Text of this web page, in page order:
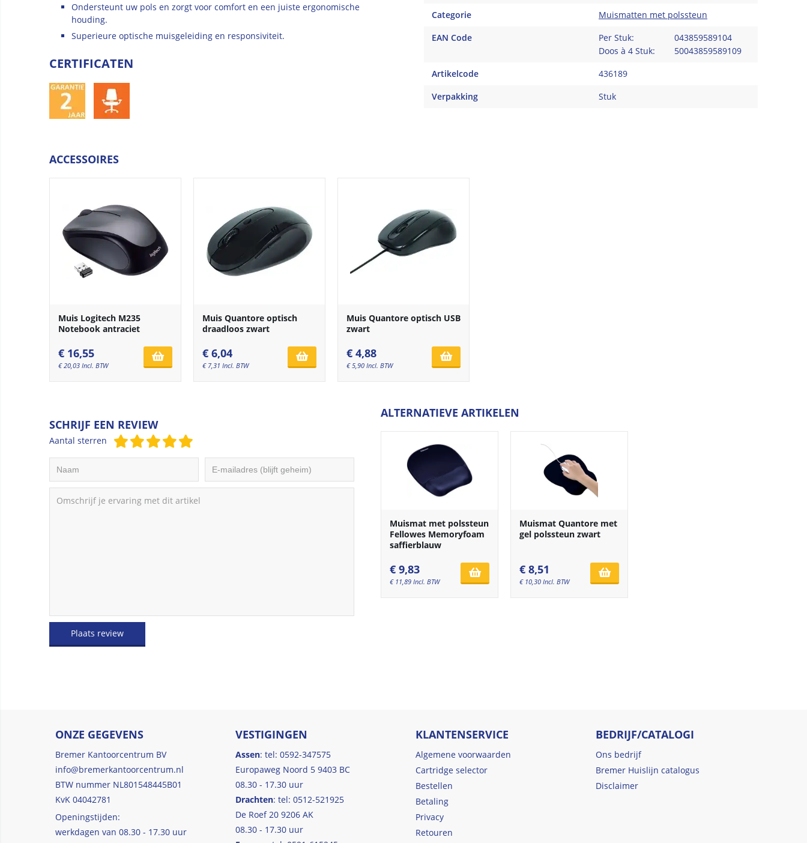
Ondersteunt uw pols en zorgt voor comfort en een juiste ergonomische
houding.
Superieure optische muisgeleiding en responsiviteit.
CERTIFICATEN
Categorie
Muismatten met polssteun
EAN Code
Per Stuk:
043859589104
Doos à 4 Stuk:
50043859589109
Artikelcode
436189
Verpakking
Stuk
ACCESSOIRES
Muis Logitech M235
Notebook antraciet
€ 16,55
€20,03 Incl. BTW
Muis Quantore optisch
draadloos zwart
€ 6,04
€ 7,31 Incl. BTW
Muis Quantore optisch USB
zwart
€ 4,88
€ 5,90 Incl. BTW
ALTERNATIEVE ARTIKELEN
Muismat met polssteun
Fellowes Memoryfoam
saffierblauw
€ 9,83
€ 11,89 Incl. BTW
Muismat Quantore met
gel polssteun zwart
€ 8,51
€ 10,30 Incl. BTW
SCHRIJF EEN REVIEW
Aantal sterren
Plaats review
ONZE GEGEVENS
Bremer Kantoorcentrum BV
info@bremerkantoorcentrum.nl
BTW nummer NL801548445B01
KvK 04042781
Openingstijden:
werkdagen van 08.30 - 17.30 uur
VESTIGINGEN
Assen: tel: 0592-347575
Europaweg Noord 5 9403 BC
08.30 - 17.30 uur
Drachten: tel: 0512-521925
De Roef 20 9206 AK
08.30 - 17.30 uur
KLANTENSERVICE
Algemene voorwaarden
Cartridge selector
Bestellen
Betaling
Privacy
Retouren
BEDRIJF/CATALOGI
Ons bedrijf
Bremer Huislijn catalogus
Disclaimer